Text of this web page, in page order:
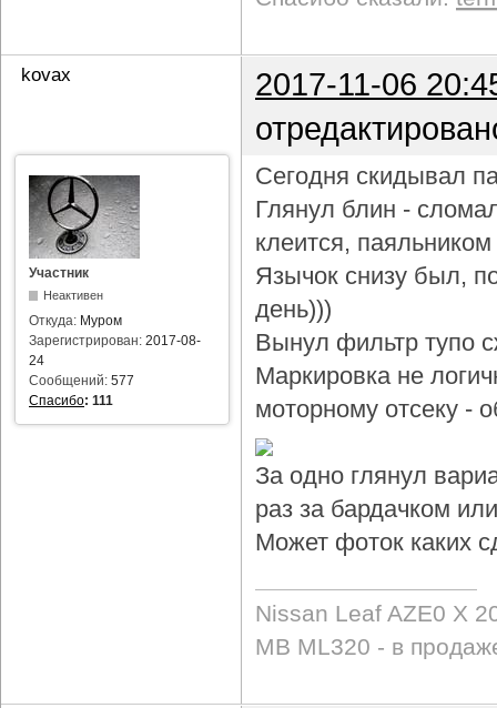
kovax
2017-11-06
Участник
Неактивен
Откуда: Муром
Зарегистрирован: 2017-08-
24
Сообщений: 577
Спасибо: 111
Сегодня скидывал
Глянул блин -
клеится,
Язычок снизу был,
день)))
Вынул фильтр тупо
Маркировка не
моторному отсеку -
За одно глянул
раз за бардачком
Может фоток каких
Nissan Leaf AZE0 X
MB ML320 - в